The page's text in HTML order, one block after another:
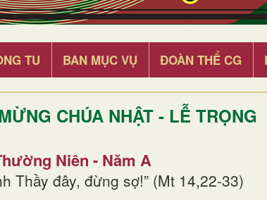
TU BAN MỤC VỤ ĐOÀN THỂ CG
CHÚA NHẬT - LỄ TRỌNG
Niên - Năm A
Thầy đây, đừng sợ!” (Mt 14,22-33)